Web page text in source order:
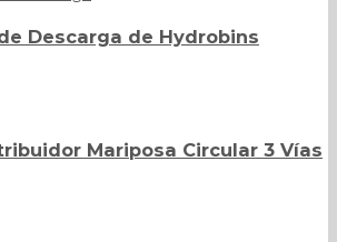
Descarga de Hydrobins
Mariposa Circular 3 Vías